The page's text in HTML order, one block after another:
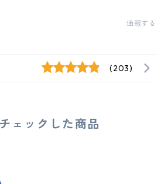
通報する
(203)
ェックした商品